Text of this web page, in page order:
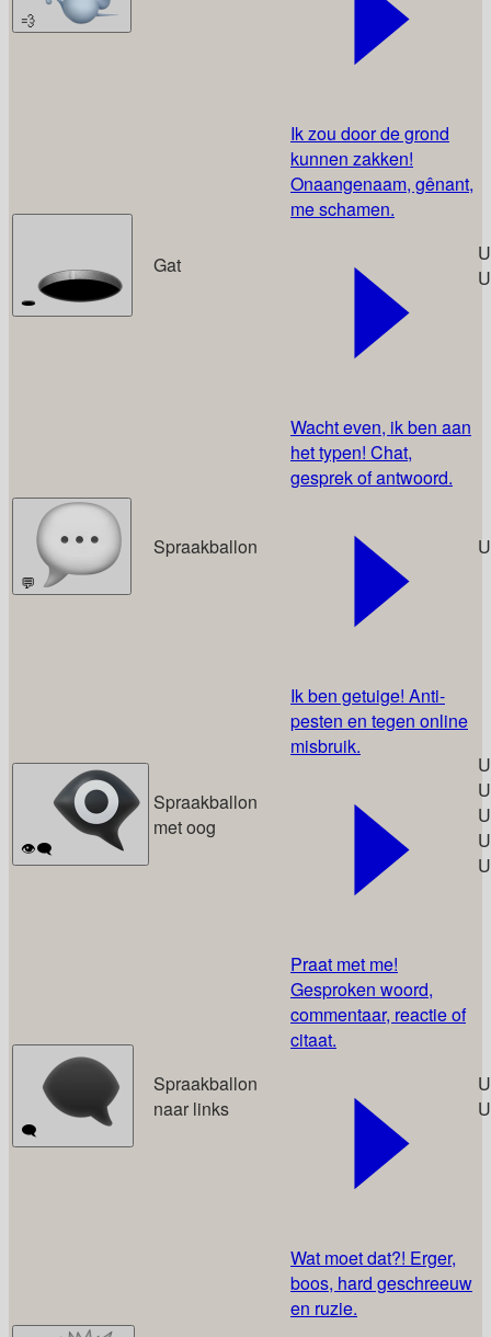
💨
🕳️
Gat
Ik zou door de grond
kunnen zakken!
Onaangenaam, gênant,
me schamen.
💬
Spraakballon
Wacht even, ik ben aan
het typen! Chat,
gesprek of antwoord.
👁️‍🗨️
Spraakballon
met oog
Ik ben getuige! Anti-
pesten en tegen online
misbruik.
🗨️
Spraakballon
naar links
Praat met me!
Gesproken woord,
commentaar, reactie of
citaat.
Wat moet dat?! Erger,
boos, hard geschreeuw
en ruzie.